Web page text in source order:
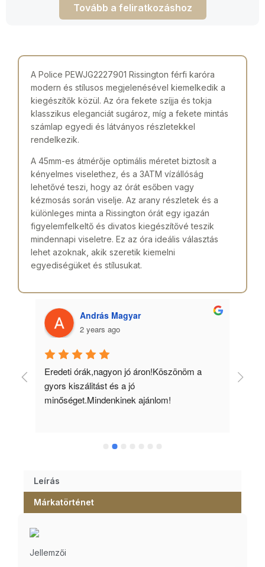
Tovább a feliratkozáshoz
A Police PEWJG2227901 Rissington férfi karóra
modern és stílusos megjelenésével kiemelkedik a
kiegészítők közül. Az óra fekete szíjja és tokja
klasszikus eleganciát sugároz, míg a fekete mintás
számlap egyedi és látványos részletekkel
rendelkezik.
A 45mm-es átmérője optimális méretet biztosít a
kényelmes viselethez, és a 3ATM vízállóság
lehetővé teszi, hogy az órát esőben vagy
kézmosás során viselje. Az arany részletek és a
különleges minta a Rissington órát egy igazán
figyelemfelkeltő és divatos kiegészítővé teszik
mindennapi viseletre. Ez az óra ideális választás
lehet azoknak, akik szeretik kiemelni
egyediségüket és stílusukat.
András Magyar
2 years ago
Eredeti órák,nagyon jó áron!Köszönöm a
gyors kiszálitást és a jó
minőséget.Mindenkinek ajánlom!
Leírás
Márkatörténet
Jellemzői